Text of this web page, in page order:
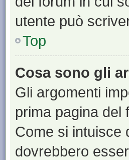
utente può
Top
Cosa sono gli
Gli argomenti
prima pagina del
Come si intuisce
dovrebbero